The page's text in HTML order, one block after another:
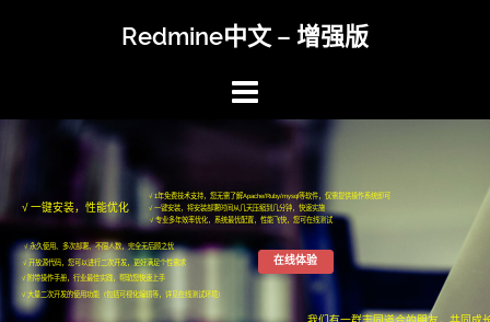
Redmine中文 – 增强版
√ 一键安装，性能优化
√ 1年免费技术支持，您无需了解Apache/Ruby/mysql等软件，仅需提供操作系统即可
√ 一键安装，将安装部署时间从几天压缩到几分钟，快速实施
√ 专业多年效率优化，系统最优配置，性能飞快，您可在线测试
√ 永久使用、多次部署、不限人数，完全无后顾之忧
√ 开放源代码，您可以进行二次开发，更好满足个性需求
√ 附带操作手册，行业最佳实践，帮助您快速上手
√ 大量二次开发的使用功能（包括可视化编辑等，详见在线测试环境）
在线体验